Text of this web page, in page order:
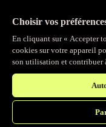
sur des normes
produits Fastly
Accélérez vos
Choisir vos
En cliquant sur « Accepter
cookies sur votre appareil
son utilisation et contribuer